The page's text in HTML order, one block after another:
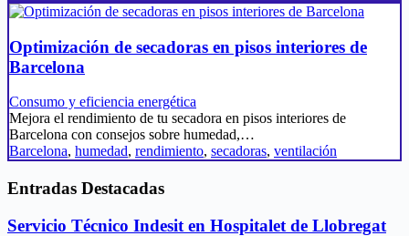
Optimización de secadoras en pisos interiores de
Barcelona
Consumo y eficiencia energética
Mejora el rendimiento de tu secadora en pisos interiores de
Barcelona con consejos sobre humedad,…
Barcelona, humedad, rendimiento, secadoras, ventilación
Entradas Destacadas
Servicio Técnico Indesit en Hospitalet de Llobregat